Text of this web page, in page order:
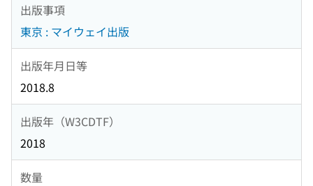
出版事項
東京 : マイウェイ出版
出版年月日等
2018.8
出版年（W3CDTF）
2018
数量